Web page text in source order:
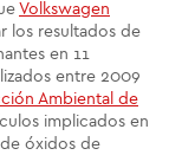
Volkswagen
los resultados de
en 11
entre 2009
Ambiental de
implicados en
óxidos de